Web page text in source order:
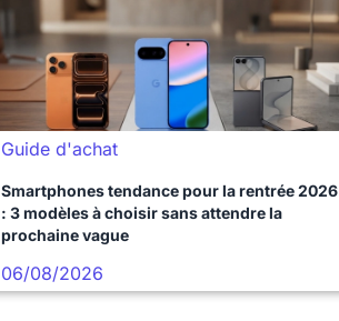
Guide d'achat
Smartphones tendance pour la rentrée 2026
: 3 modèles à choisir sans attendre la
prochaine vague
06/08/2026